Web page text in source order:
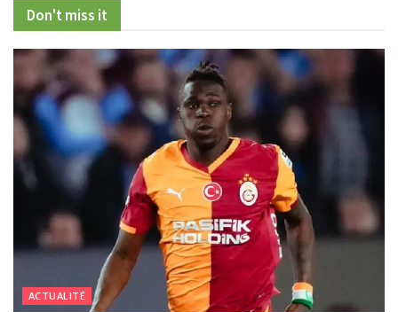
Don't miss it
ACTUALITÉ